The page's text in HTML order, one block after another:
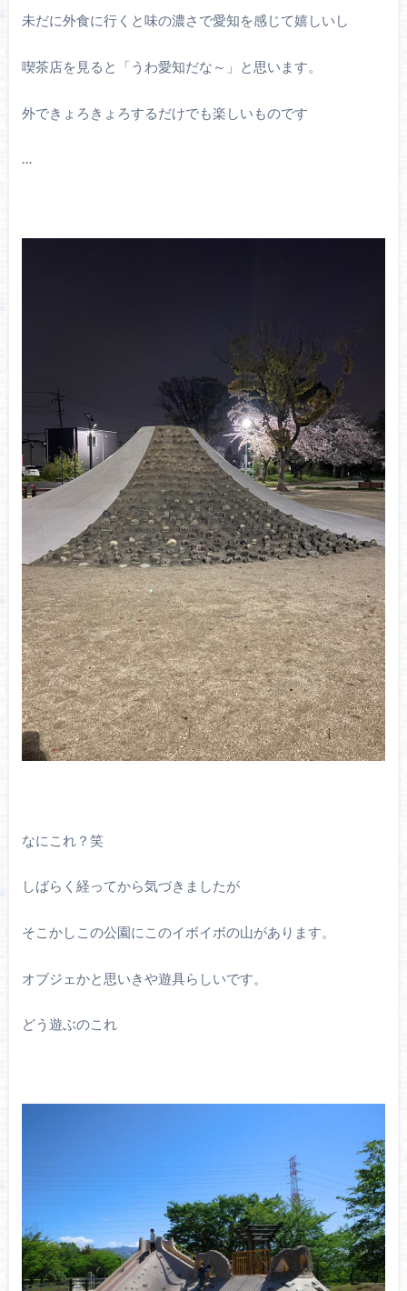
未だに外食に行くと味の濃さで愛知を感じて嬉しいし
喫茶店を見ると「うわ愛知だな～」と思います。
外できょろきょろするだけでも楽しいものです
…
なにこれ？笑
しばらく経ってから気づきましたが
そこかしこの公園にこのイボイボの山があります。
オブジェかと思いきや遊具らしいです。
どう遊ぶのこれ